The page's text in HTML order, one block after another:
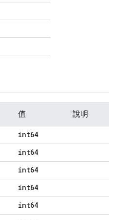
值 說明
int64
int64
int64
int64
int64